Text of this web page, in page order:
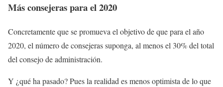
Más consejeras para el 2020
Concretamente que se promueva el objetivo de que para el año
2020, el número de consejeras suponga, al menos el 30% del total
del consejo de administración.
Y ¿qué ha pasado? Pues la realidad es menos optimista de lo que